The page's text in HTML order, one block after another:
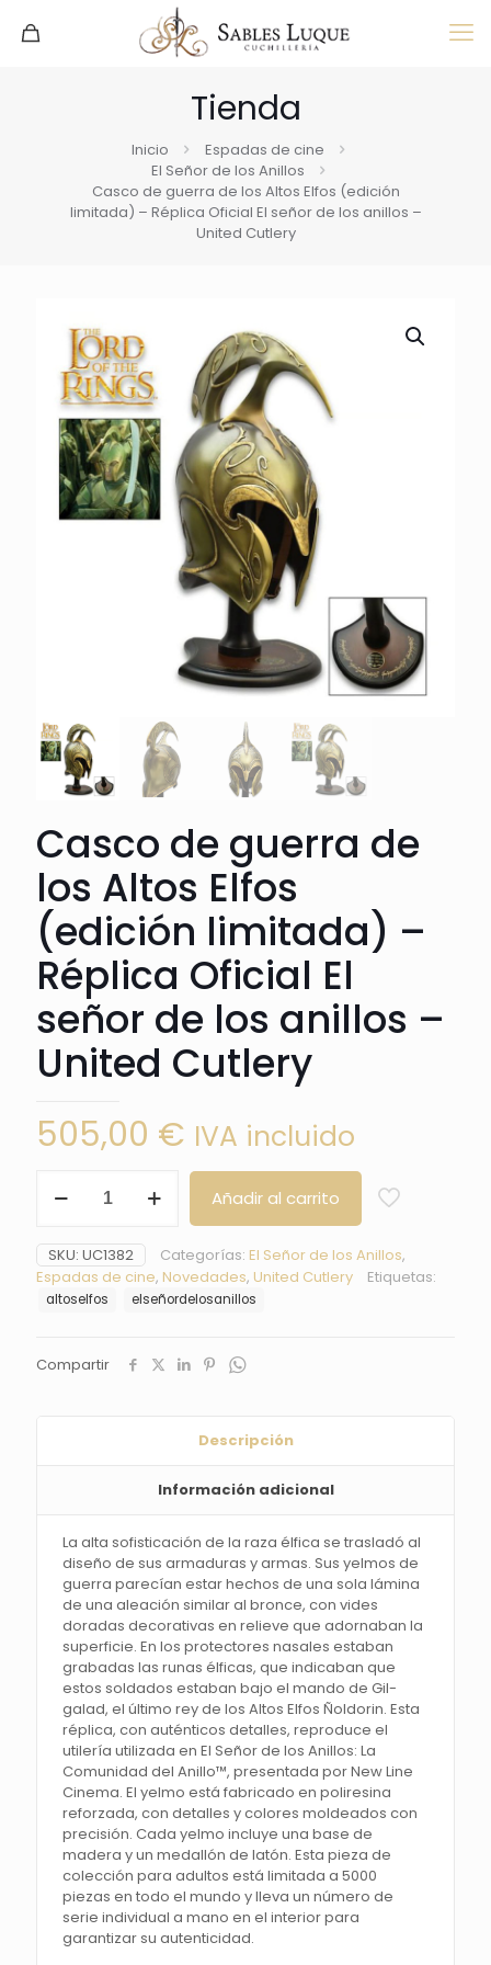
Tienda
Inicio
Espadas de cine
El Señor de los Anillos
Casco de guerra de los Altos Elfos (edición
limitada) – Réplica Oficial El señor de los anillos –
United Cutlery
Casco de guerra de
los Altos Elfos
(edición limitada) –
Réplica Oficial El
señor de los anillos –
United Cutlery
505,00 € IVA incluido
de
los
Altos
Elfos
-
United
cantidad
Añadir al carrito
SKU: UC1382 Categorías: El Señor de los Anillos,
Espadas de cine, Novedades, United Cutlery Etiquetas:
altoselfos elseñordelosanillos
Compartir
Descripción
Información adicional
La alta sofisticación de la raza élfica se trasladó al
diseño de sus armaduras y armas. Sus yelmos de
guerra parecían estar hechos de una sola lámina
de una aleación similar al bronce, con vides
doradas decorativas en relieve que adornaban la
superficie. En los protectores nasales estaban
grabadas las runas élficas, que indicaban que
estos soldados estaban bajo el mando de Gil-
galad, el último rey de los Altos Elfos Ñoldorin. Esta
réplica, con auténticos detalles, reproduce el
utilería utilizada en El Señor de los Anillos: La
Comunidad del Anillo™, presentada por New Line
Cinema. El yelmo está fabricado en poliresina
reforzada, con detalles y colores moldeados con
precisión. Cada yelmo incluye una base de
madera y un medallón de latón. Esta pieza de
colección para adultos está limitada a 5000
piezas en todo el mundo y lleva un número de
serie individual a mano en el interior para
garantizar su autenticidad.